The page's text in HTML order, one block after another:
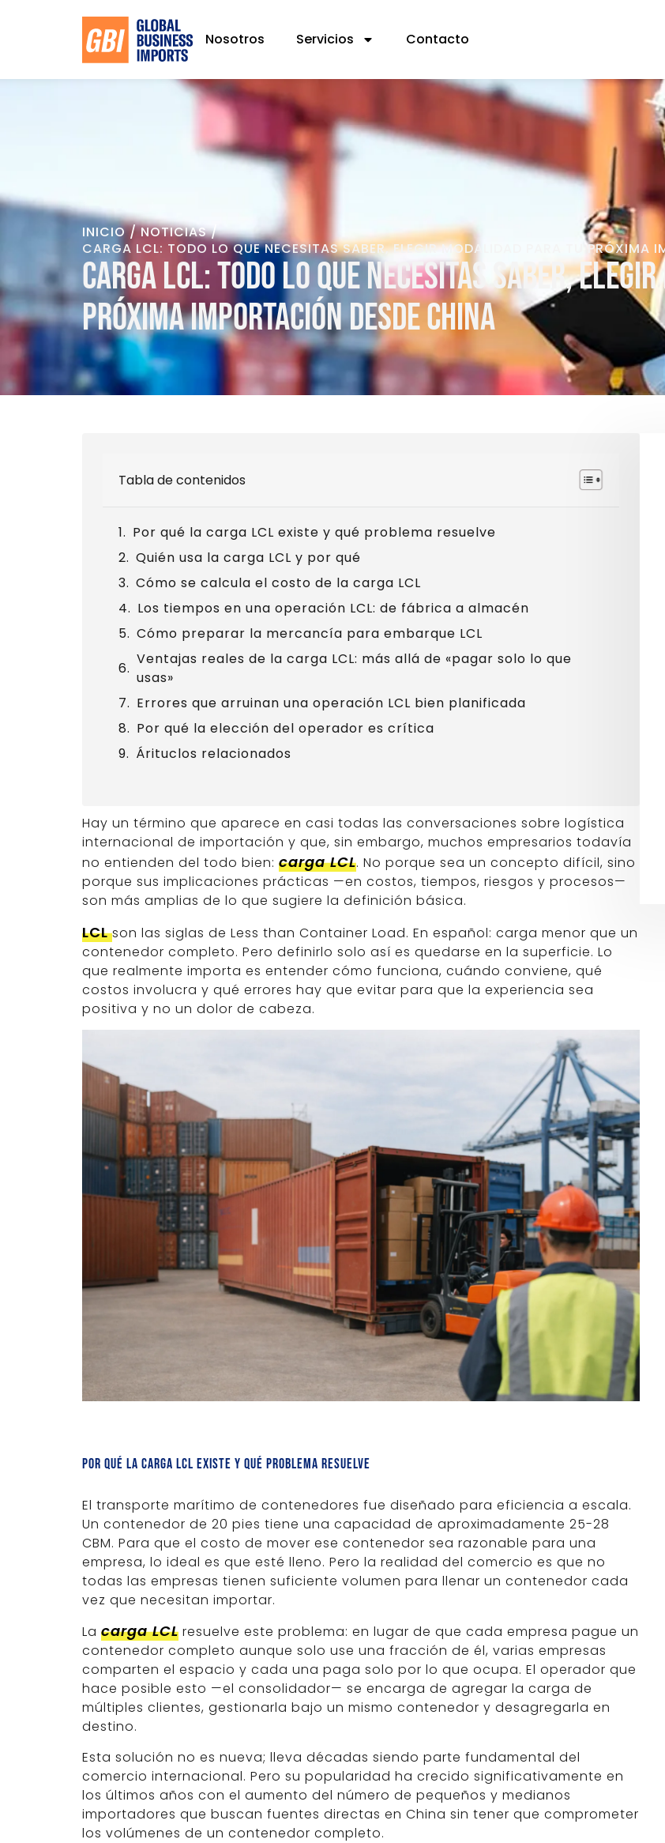
Nosotros Servicios Contacto
INICIO / NOTICIAS /
CARGA LCL: TODO LO QUE NECESITAS SABER, ELEGIR MODALIDAD PARA TU PRÓXIMA
Carga LCL: todo lo que necesitas saber, elegir
próxima importación desde China
Tabla de contenidos
Por qué la carga LCL existe y qué problema resuelve
Quién usa la carga LCL y por qué
Cómo se calcula el costo de la carga LCL
Los tiempos en una operación LCL: de fábrica a almacén
Cómo preparar la mercancía para embarque LCL
Ventajas reales de la carga LCL: más allá de «pagar solo lo que
usas»
Errores que arruinan una operación LCL bien planificada
Por qué la elección del operador es crítica
Árituclos relacionados
Hay un término que aparece en casi todas las conversaciones sobre logística
internacional de importación y que, sin embargo, muchos empresarios todavía
no entienden del todo bien: carga LCL. No porque sea un concepto difícil, sino
porque sus implicaciones prácticas —en costos, tiempos, riesgos y procesos—
son más amplias de lo que sugiere la definición básica.
LCL son las siglas de Less than Container Load. En español: carga menor que un
contenedor completo. Pero definirlo solo así es quedarse en la superficie. Lo
que realmente importa es entender cómo funciona, cuándo conviene, qué
costos involucra y qué errores hay que evitar para que la experiencia sea
positiva y no un dolor de cabeza.
Por qué la carga LCL existe y qué problema resuelve
El transporte marítimo de contenedores fue diseñado para eficiencia a escala.
Un contenedor de 20 pies tiene una capacidad de aproximadamente 25-28
CBM. Para que el costo de mover ese contenedor sea razonable para una
empresa, lo ideal es que esté lleno. Pero la realidad del comercio es que no
todas las empresas tienen suficiente volumen para llenar un contenedor cada
vez que necesitan importar.
La carga LCL resuelve este problema: en lugar de que cada empresa pague un
contenedor completo aunque solo use una fracción de él, varias empresas
comparten el espacio y cada una paga solo por lo que ocupa. El operador que
hace posible esto —el consolidador— se encarga de agregar la carga de
múltiples clientes, gestionarla bajo un mismo contenedor y desagregarla en
destino.
Esta solución no es nueva; lleva décadas siendo parte fundamental del
comercio internacional. Pero su popularidad ha crecido significativamente en
los últimos años con el aumento del número de pequeños y medianos
importadores que buscan fuentes directas en China sin tener que comprometer
los volúmenes de un contenedor completo.